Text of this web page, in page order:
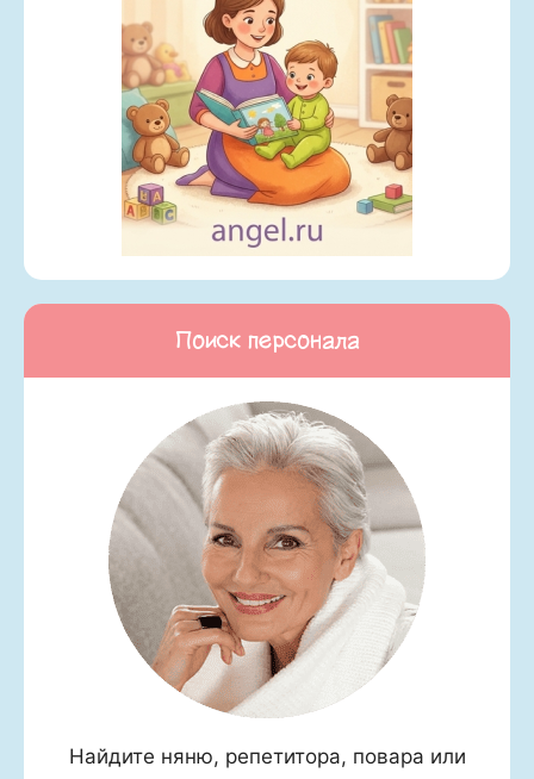
Поиск персонала
Найдите няню, репетитора, повара или